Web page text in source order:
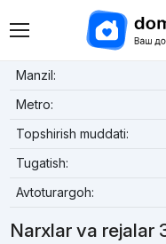
Manzil:
Metro:
Topshirish muddati:
Tugatish:
Avtoturargoh:
Narxlar va rejalar